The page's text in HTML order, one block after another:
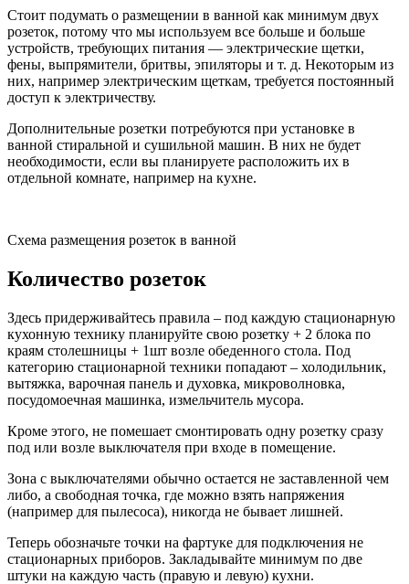
Стоит подумать о размещении в ванной как минимум двух
розеток, потому что мы используем все больше и больше
устройств, требующих питания — электрические щетки,
фены, выпрямители, бритвы, эпиляторы и т. д. Некоторым из
них, например электрическим щеткам, требуется постоянный
доступ к электричеству.
Дополнительные розетки потребуются при установке в
ванной стиральной и сушильной машин. В них не будет
необходимости, если вы планируете расположить их в
отдельной комнате, например на кухне.
Схема размещения розеток в ванной
Количество розеток
Здесь придерживайтесь правила – под каждую стационарную
кухонную технику планируйте свою розетку + 2 блока по
краям столешницы + 1шт возле обеденного стола. Под
категорию стационарной техники попадают – холодильник,
вытяжка, варочная панель и духовка, микроволновка,
посудомоечная машинка, измельчитель мусора.
Кроме этого, не помешает смонтировать одну розетку сразу
под или возле выключателя при входе в помещение.
Зона с выключателями обычно остается не заставленной чем
либо, а свободная точка, где можно взять напряжения
(например для пылесоса), никогда не бывает лишней.
Теперь обозначьте точки на фартуке для подключения не
стационарных приборов. Закладывайте минимум по две
штуки на каждую часть (правую и левую) кухни.